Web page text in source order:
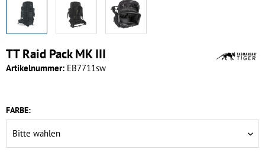
TT Raid Pack MK III
Artikelnummer: EB7711sw
FARBE: